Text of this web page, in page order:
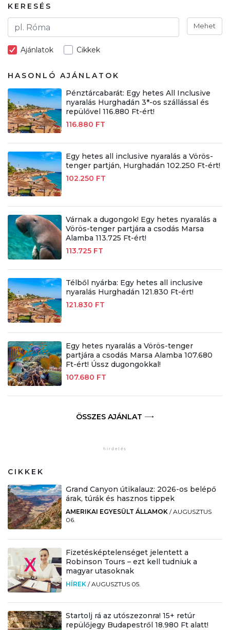
KERESÉS
Mehet
Ajánlatok Cikkek
HASONLÓ AJÁNLATOK
Pénztárcabarát: Egy hetes All Inclusive
nyaralás Hurghadán 3*-os szállással és
repülővel 116.880 Ft-ért!
116.880 FT
Egy hetes all inclusive nyaralás a Vörös-
tenger partján, Hurghadán 102.250 Ft-ért!
102.250 FT
Várnak a dugongok! Egy hetes nyaralás a
Vörös-tenger partjára a csodás Marsa
Alamba 113.725 Ft-ért!
113.725 FT
Télből nyárba: Egy hetes all inclusive
nyaralás Hurghadán 121.830 Ft-ért!
121.830 FT
Egy hetes nyaralás a Vörös-tenger
partjára a csodás Marsa Alamba 107.680
Ft-ért! Ússz dugongokkal!
107.680 FT
ÖSSZES AJÁNLAT
CIKKEK
Grand Canyon útikalauz: 2026-os belépő
árak, túrák és hasznos tippek
AMERIKAI EGYESÜLT ÁLLAMOK /AUGUSZTUS
06.
Fizetésképtelenséget jelentett a
Robinson Tours – ezt kell tudniuk a
magyar utasoknak
HÍREK /AUGUSZTUS 05.
Startolj rá az utószezonra! 15+ retúr
repülőjegy Budapestről 18.980 Ft alatt!